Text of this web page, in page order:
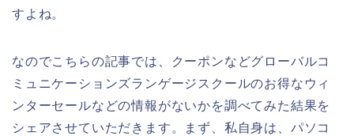
すよね。
なのでこちらの記事では、クーポンなどグローバルコ
ミュニケーションズランゲージスクールのお得なウィ
ンターセールなどの情報がないかを調べてみた結果を
シェアさせていただきます。まず、私自身は、パソコ